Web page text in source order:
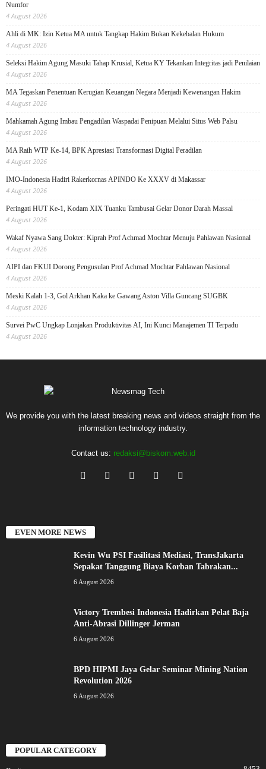
Numfor
4 August 2026
Ahli di MK: Izin Ketua MA untuk Tangkap Hakim Bukan Kekebalan Hukum
4 August 2026
Seleksi Hakim Agung Masuki Tahap Krusial, Ketua KY Tekankan Integritas jadi Penilaian
4 August 2026
MA Tegaskan Penentuan Kerugian Keuangan Negara Menjadi Kewenangan Hakim
4 August 2026
Mahkamah Agung Imbau Pengadilan Waspadai Penipuan Melalui Situs Web Palsu
4 August 2026
MA Raih WTP Ke-14, BPK Apresiasi Transformasi Digital Peradilan
4 August 2026
IMO-Indonesia Hadiri Rakerkornas APINDO Ke XXXV di Makassar
4 August 2026
Peringati HUT Ke-1, Kodam XIX Tuanku Tambusai Gelar Donor Darah Massal
4 August 2026
Wakaf Nyawa Sang Dokter: Kiprah Prof Achmad Mochtar Menuju Pahlawan Nasional
4 August 2026
AIPI dan FKUI Dorong Pengusulan Prof Achmad Mochtar Pahlawan Nasional
4 August 2026
Meski Kalah 1-3, Gol Arkhan Kaka ke Gawang Aston Villa Guncang SUGBK
4 August 2026
Survei PwC Ungkap Lonjakan Produktivitas AI, Ini Kunci Manajemen TI Terpadu
4 August 2026
We provide you with the latest breaking news and videos straight from the
information technology industry.
Contact us: redaksi@biskom.web.id
EVEN MORE NEWS
Kevin Wu PSI Fasilitasi Mediasi, TransJakarta
Sepakat Tanggung Biaya Korban Tabrakan...
6 August 2026
Victory Trembesi Indonesia Hadirkan Pelat Baja
Anti-Abrasi Dillinger Jerman
6 August 2026
BPD HIPMI Jaya Gelar Seminar Mining Nation
Revolution 2026
6 August 2026
POPULAR CATEGORY